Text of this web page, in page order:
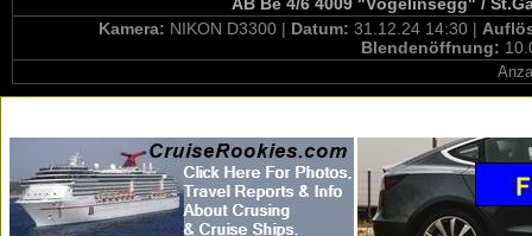
Kamera: NIKON D3300 | Datum: 31.12.24 14:30 |
Blendenöffnung: